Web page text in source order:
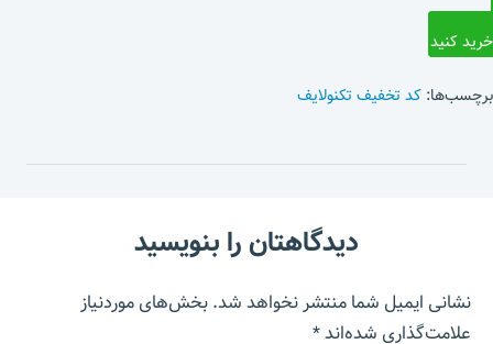
خرید کنید
برچسب‌ها: کد تخفیف تکنولایف
دیدگاهتان را بنویسید
نشانی ایمیل شما منتشر نخواهد شد.بخش‌های موردنیاز
علامت‌گذاری شده‌اند*